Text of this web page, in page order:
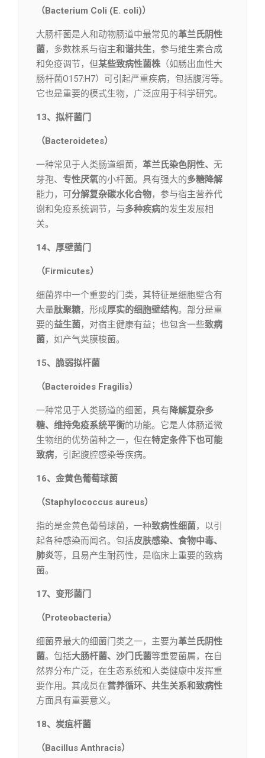
（Bacterium Coli (E. coli)）
大肠杆菌是人和动物肠道中最常见的革兰氏阴性
菌，多数株系与宿主和谐共生，参与维生素合成
和免疫调节，但某些致病性菌株（如肠出血性大
肠杆菌O157:H7）可引起严重疾病，包括腹泻等。
它也是重要的模式生物，广泛应用于科学研究。
13、拟杆菌门
（Bacteroidetes）
一种常见于人类肠道细菌， 革兰氏染色阴性、 无
芽孢、 专性厌氧的小杆菌。具有强大的多糖降解
能力，可分解复杂碳水化合物，参与宿主营养代
谢和免疫系统调节，与多种疾病的发生发展相
关。
14、厚壁菌门
（Firmicutes）
细菌界中一个重要的门类，其特征是细胞壁含有
大量肽聚糖，形成厚实的细胞壁结构。部分是重
要的益生菌，对宿主健康有益；也包含一些致病
菌，如产气荚膜梭菌。
15、脆弱拟杆菌
（Bacteroides Fragilis）
一种常见于人类肠道的细菌，具有降解复杂多
糖、维持免疫系统平衡的功能。它是人体肠道微
生物组的优势菌种之一，但在特定条件下也可能
致病，引起腹腔感染等疾病。
16、金黄色葡萄球菌
（Staphylococcus aureus）
指的是金黄色葡萄球菌，一种致病性细菌，以引
起各种感染而闻名。包括皮肤感染、食物中毒、
肺炎等，且易产生耐药性，是临床上重要的致病
菌。
17、变形菌门
（Proteobacteria）
细菌界最大的细菌门类之一，主要为革兰氏阴性
菌。包括大肠杆菌、沙门氏菌等重要菌属，在自
然界分布广泛，在生态系统和人类健康中发挥重
要作用。其成员在营养循环、共生关系和致病性
方面具有重要意义。
18、炭疽杆菌
（Bacillus Anthracis）